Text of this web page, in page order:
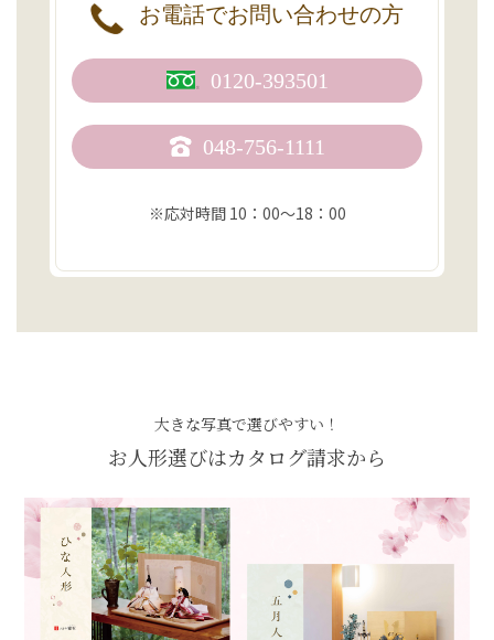
お電話でお問い合わせの方
0120-393501
048-756-1111
※応対時間 10：00〜18：00
大きな写真で選びやすい！
お人形選びはカタログ請求から